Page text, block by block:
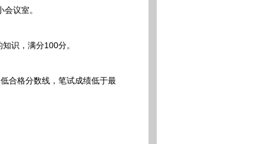
议室。
识，满分100分。
合格分数线，笔试成绩低于最